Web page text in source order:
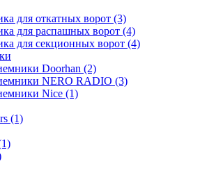
для откатных ворот (3)
для распашных ворот (4)
для секционных ворот (4)
Doorhan (2)
NERO RADIO (3)
Nice (1)
(1)